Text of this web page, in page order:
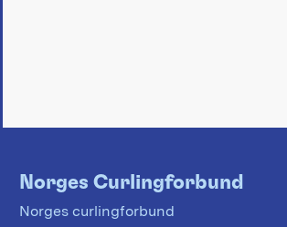
Norges Curlingforbund
Norges curlingforbund